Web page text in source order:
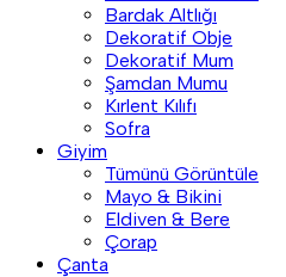
Bardak Altlığı
Dekoratif Obje
Dekoratif Mum
Şamdan Mumu
Kırlent Kılıfı
Sofra
Giyim
Tümünü Görüntüle
Mayo & Bikini
Eldiven & Bere
Çorap
Çanta